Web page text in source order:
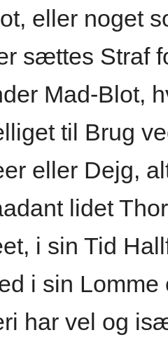
eller noget
sættes Straf
Mad-Blot,
til Brug
eller Dejg,
lidet
i sin Tid
i sin
har vel og